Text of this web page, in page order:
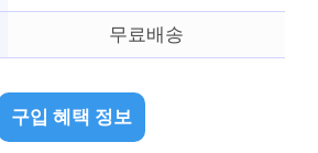
무료배송
구입 혜택 정보